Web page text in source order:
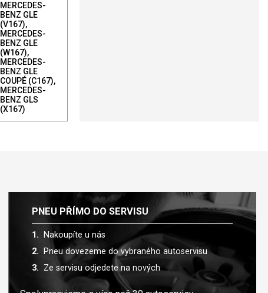
MERCEDES-
BENZ GLE
(V167),
MERCEDES-
BENZ GLE
(W167),
MERCEDES-
BENZ GLE
COUPÉ (C167),
MERCEDES-
BENZ GLS
(X167)
PNEU PŘÍMO DO SERVISU
Nakoupíte u nás
Pneu dovezeme do vybraného autoservisu
Ze servisu odjedete na nových